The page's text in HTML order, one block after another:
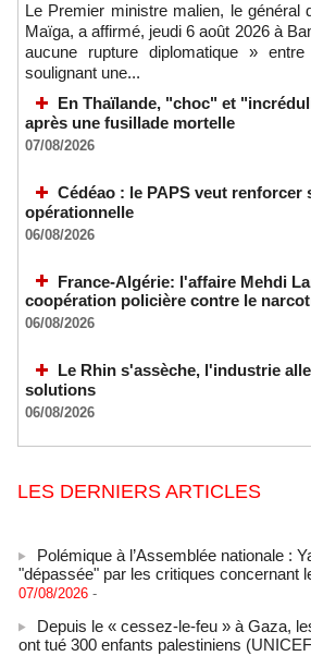
Le Premier ministre malien, le général
Maïga, a affirmé, jeudi 6 août 2026 à
aucune rupture diplomatique »
soulignant une...
En Thaïlande, "choc" et
après une fusillade mortelle
07/08/2026
Cédéao : le PAPS veut renforcer
opérationnelle
06/08/2026
France-Algérie: l'affaire Mehdi
coopération policière contre le
06/08/2026
Le Rhin s'assèche, l'industrie
solutions
06/08/2026
LES DERNIERS ARTICLES
"dépassée" par les critiques concernant
07/08/2026 -
ont tué 300 enfants palestiniens
07/08/2026 -